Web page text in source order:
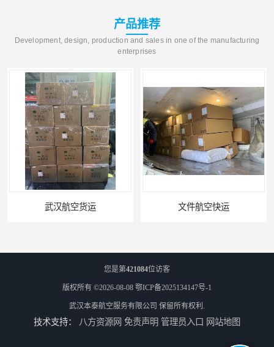
产品推荐
Development, design, production and sales in one of the manufacturing
enterprises
武汉航空货运 文件航空快运
您是第421084位访客
版权所有 ©2026-08-08 鄂ICP备2025134147号-1
武汉本泰航空服务有限公司 保留所有权利.
技术支持： 八方资源网 免责声明 管理员入口 网站地图